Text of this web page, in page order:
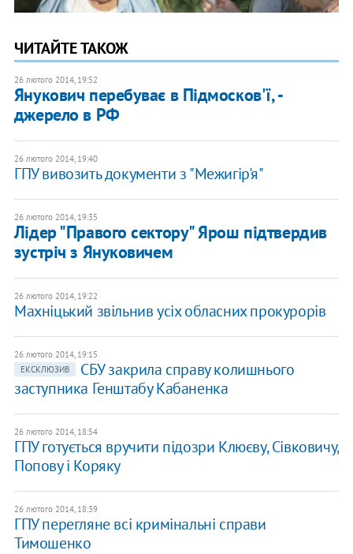
ЧИТАЙТЕ ТАКОЖ
26 лютого 2014, 19:52
Янукович перебуває в Підмосков'ї, -
джерело в РФ
26 лютого 2014, 19:40
ГПУ вивозить документи з "Межигір'я"
26 лютого 2014, 19:35
Лідер "Правого сектору" Ярош підтвердив
зустріч з Януковичем
26 лютого 2014, 19:22
Махніцький звільнив усіх обласних прокурорів
26 лютого 2014, 19:15
ЕКСКЛЮЗИВ
СБУ закрила справу колишнього
заступника Генштабу Кабаненка
26 лютого 2014, 18:54
ГПУ готується вручити підозри Клюєву, Сівковичу,
Попову і Коряку
26 лютого 2014, 18:39
ГПУ перегляне всі кримінальні справи
Тимошенко